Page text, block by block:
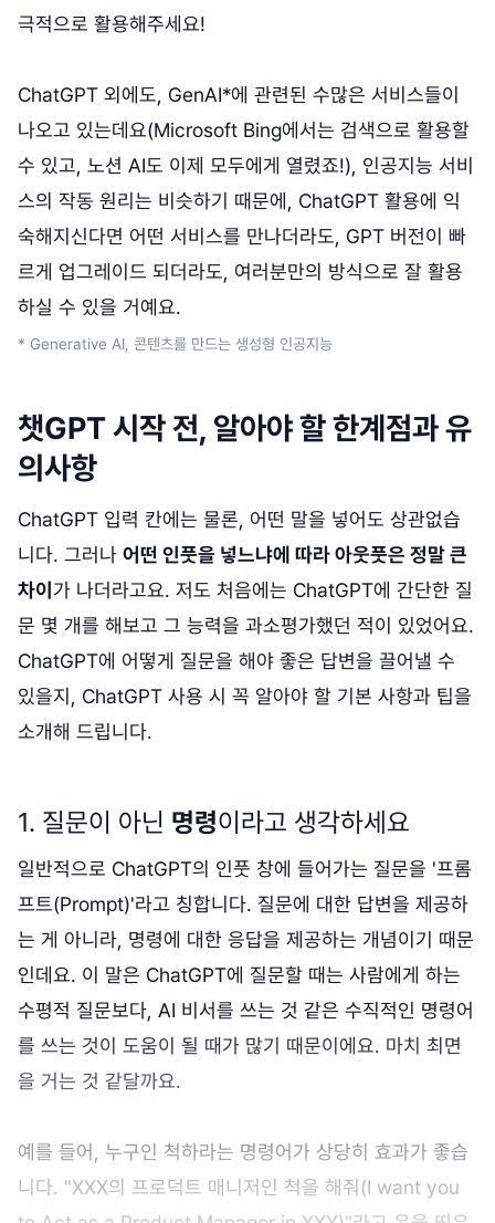
극적으로 활용해주세요!
ChatGPT 외에도, GenAI*에 관련된 수많은 서비스들이
나오고 있는데요(Microsoft Bing에서는 검색으로 활용할
수 있고, 노션 AI도 이제 모두에게 열렸죠!), 인공지능 서비
스의 작동 원리는 비슷하기 때문에, ChatGPT 활용에 익
숙해지신다면 어떤 서비스를 만나더라도, GPT 버전이 빠
르게 업그레이드 되더라도, 여러분만의 방식으로 잘 활용
하실 수 있을 거예요.
* Generative AI, 콘텐츠를 만드는 생성형 인공지능
챗GPT 시작 전, 알아야 할 한계점과 유
의사항
ChatGPT 입력 칸에는 물론, 어떤 말을 넣어도 상관없습
니다. 그러나 어떤 인풋을 넣느냐에 따라 아웃풋은 정말 큰
차이 가 나더라고요. 저도 처음에는 ChatGPT에 간단한 질
문 몇 개를 해보고 그 능력을 과소평가했던 적이 있었어요.
ChatGPT에 어떻게 질문을 해야 좋은 답변을 끌어낼 수
있을지, ChatGPT 사용 시 꼭 알아야 할 기본 사항과 팁을
소개해 드립니다.
1. 질문이 아닌 명령이라고 생각하세요
일반적으로 ChatGPT의 인풋 창에 들어가는 질문을 '프롬
프트(Prompt)'라고 칭합니다. 질문에 대한 답변을 제공하
는 게 아니라, 명령에 대한 응답을 제공하는 개념이기 때문
인데요. 이 말은 ChatGPT에 질문할 때는 사람에게 하는
수평적 질문보다, AI 비서를 쓰는 것 같은 수직적인 명령어
를 쓰는 것이 도움이 될 때가 많기 때문이에요. 마치 최면
을 거는 것 같달까요.
예를 들어, 누구인 척하라는 명령어가 상당히 효과가 좋습
니다. "XXX의 프로덕트 매니저인 척을 해줘(I want you